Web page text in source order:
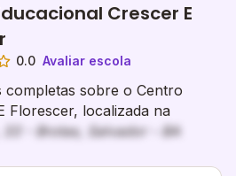
Crescer E
0.0 Avaliar escola
sobre o Centro
Florescer, localizada na
- Brotas, Salvador - BA